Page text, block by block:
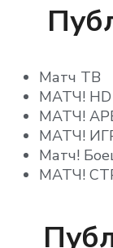
TiJi
НСТ
Русский
Русский
Русский
Россия 24
СПАС
СТС
ТВ ЦЕНТР
ТВ3
Матч ТВ
МАТЧ! HD
МАТЧ!
МАТЧ!
Матч!
МАТЧ!